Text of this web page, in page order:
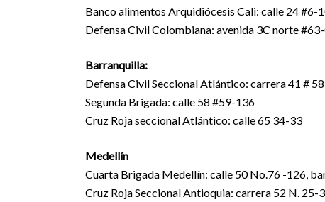
Banco alimentos Arquidiócesis Cali: calle 24 #6-
Defensa Civil Colombiana: avenida 3C norte
Barranquilla:
Defensa Civil Seccional Atlántico: carrera 41 #
Segunda Brigada: calle 58 #59-136
Cruz Roja seccional Atlántico: calle 65 34-33
Medellín
Cuarta Brigada Medellín: calle 50 No.76 -126,
Cruz Roja Seccional Antioquia: carrera 52 N. 25-